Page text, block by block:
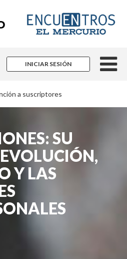
INICIAR SESIÓN
a suscriptores
SU
Y LAS